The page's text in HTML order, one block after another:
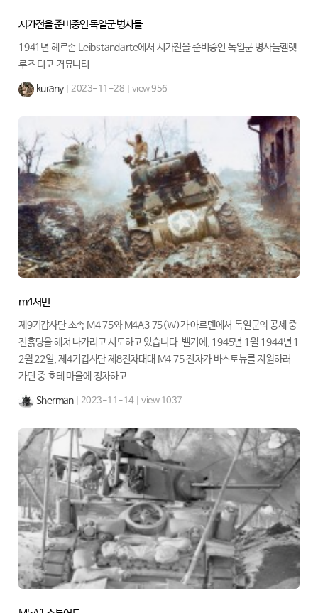
시가전을 준비중인 독일군 병사들
1941년 헤르손 Leibstandarte에서 시가전을 준비중인 독일군 병사들헬렛
루즈 디코 커뮤니티
kurany| 2023-11-28 | view 956
m4셔먼
제9기갑사단 소속 M4 75와 M4A3 75(W)가 아르덴에서 독일군의 공세 중
진흙탕을 헤쳐 나가려고 시도하고 있습니다. 벨기에, 1945년 1월.1944년 1
2월 22일, 제4기갑사단 제8전차대대 M4 75 전차가 바스토뉴를 지원하러
가던 중 호테 마을에 정차하고 ..
Sherman| 2023-11-14 | view 1037